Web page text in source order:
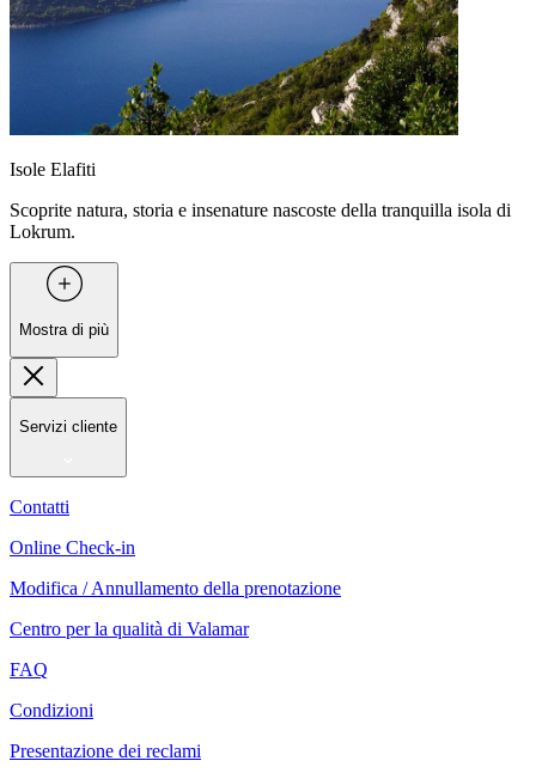
Isole Elafiti
Scoprite natura, storia e insenature nascoste della tranquilla isola di
Lokrum.
Mostra di più
Servizi cliente
Contatti
Online Check-in
Modifica / Annullamento della prenotazione
Centro per la qualità di Valamar
FAQ
Condizioni
Presentazione dei reclami